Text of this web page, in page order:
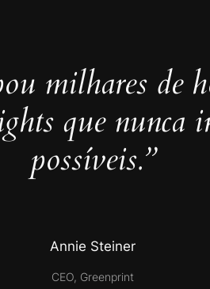
milhares de
que nunca
possíveis.”
Annie Steiner
CEO, Greenprint